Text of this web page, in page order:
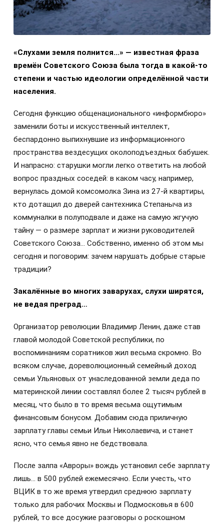
«Слухами земля полнится…» — известная фраза
времён Советского Союза была тогда в какой-то
степени и частью идеологии определённой части
населения.
Сегодня функцию общенационального «информбюро»
заменили боты и искусственный интеллект,
беспардонно выпихнувшие из информационного
пространства вездесущих околоподъездных бабушек.
И напрасно: старушки могли легко ответить на любой
вопрос праздных соседей: в каком часу, например,
вернулась домой комсомолка Зина из 27-й квартиры,
кто дотащил до дверей сантехника Степаныча из
коммуналки в полуподвале и даже на самую жгучую
тайну — о размере зарплат и жизни руководителей
Советского Союза… Собственно, именно об этом мы
сегодня и поговорим: зачем нарушать добрые старые
традиции?
Закалённые во многих заварухах, слухи ширятся,
не ведая преград…
Организатор революции Владимир Ленин, даже став
главой молодой Советской республики, по
воспоминаниям соратников жил весьма скромно. Во
всяком случае, дореволюционный семейный доход
семьи Ульяновых от унаследованной земли деда по
материнской линии составлял более 2 тысяч рублей в
месяц, что было в то время весьма ощутимым
финансовым бонусом. Добавим сюда приличную
зарплату главы семьи Ильи Николаевича, и станет
ясно, что семья явно не бедствовала.
После залпа «Авроры» вождь установил себе зарплату
лишь… в 500 рублей ежемесячно. Если учесть, что
ВЦИК в то же время утвердил среднюю зарплату
только для рабочих Москвы и Подмосковья в 600
рублей, то все досужие разговоры о роскошном